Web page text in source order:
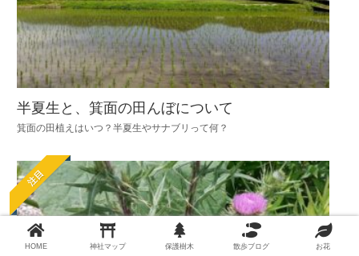
半夏生と、箕面の田んぼについて
箕面の田植えはいつ？半夏生やサナブリって何？
注目
HOME 神社マップ 保護樹木 散歩ブログ お花